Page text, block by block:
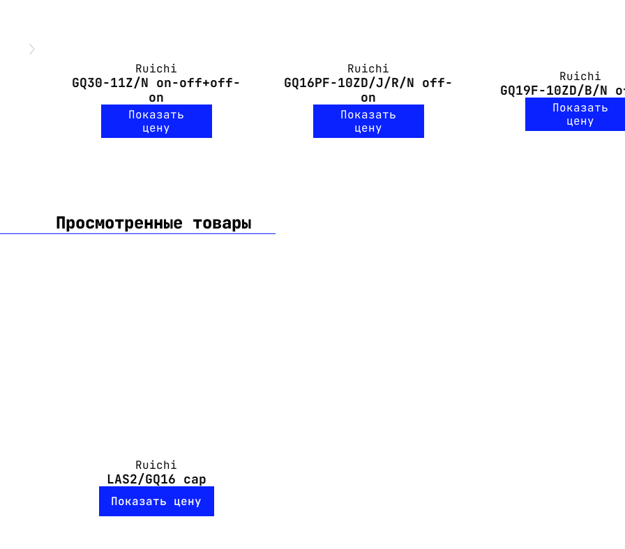
Ruichi
GQ30-11Z/N on-off+off-
on
Показать
цену
Ruichi
GQ16PF-10ZD/J/R/N off-
on
Показать
цену
Ruichi
GQ19F-10ZD/B/N
Показать
цену
Просмотренные товары
Ruichi
LAS2/GQ16 cap
Показать цену